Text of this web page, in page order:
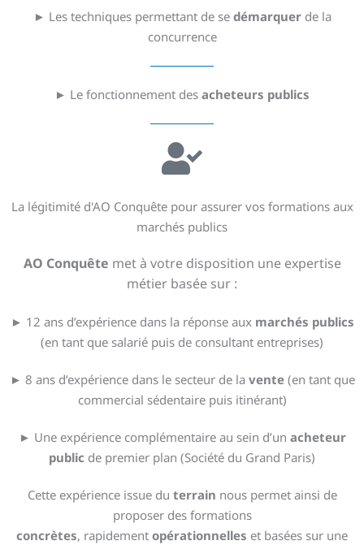
► Les techniques permettant de se démarquer de la
concurrence
► Le fonctionnement des acheteurs publics
La légitimité d'AO Conquête pour assurer vos formations aux
marchés publics
AO Conquête met à votre disposition une expertise
métier basée sur :
► 12 ans d’expérience dans la réponse aux marchés publics
(en tant que salarié puis de consultant entreprises)
► 8 ans d’expérience dans le secteur de la vente (en tant que
commercial sédentaire puis itinérant)
► Une expérience complémentaire au sein d’un acheteur
public de premier plan (Société du Grand Paris)
Cette expérience issue du terrain nous permet ainsi de
proposer des formations
concrètes, rapidement opérationnelles et basées sur une